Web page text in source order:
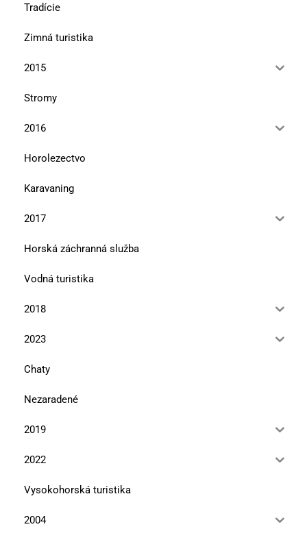
Tradície
Zimná turistika
2015
Stromy
2016
Horolezectvo
Karavaning
2017
Horská záchranná služba
Vodná turistika
2018
2023
Chaty
Nezaradené
2019
2022
Vysokohorská turistika
2004